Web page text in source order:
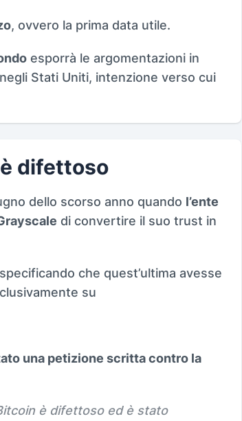
, ovvero la prima data utile.
esporrà le argomentazioni in
negli Stati Uniti, intenzione verso cui
difettoso
dello scorso anno quando l’ente
di convertire il suo trust in
che quest’ultima avesse
su
una petizione scritta contro la
è difettoso ed è stato